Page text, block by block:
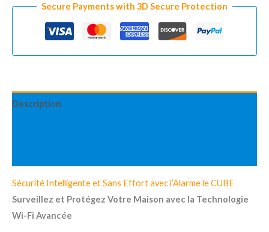
Secure Payments with 3D Secure Protection
Description
Sécurité Intelligente et Sans Effort avec l’Alarme le CUBE
Surveillez et Protégez Votre Maison avec la Technologie
Wi-Fi Avancée